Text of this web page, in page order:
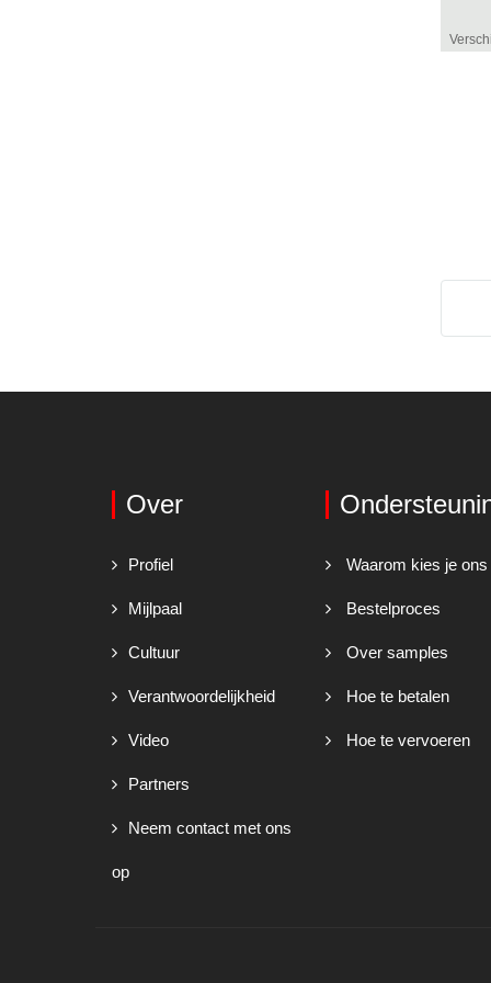
Over
Profiel
Mijlpaal
Cultuur
Verantwoordelijkheid
Video
Partners
Neem contact met ons
op
Waarom kies je ons
Bestelproces
Over samples
Hoe te betalen
Hoe te vervoeren